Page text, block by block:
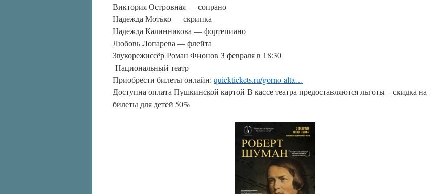
Виктория Островная — сопрано
Надежда Мотько — скрипка
Надежда Калинникова — фортепиано
Любовь Лопарева — флейта
Звукорежиссёр Роман Фионов 3 февраля в 18:30
Национальный театр
Приобрести билеты онлайн: quicktickets.ru/gorno-alta…
Доступна оплата Пушкинской картой В кассе театра предоставляются льготы – скидка на
билеты для детей 50%